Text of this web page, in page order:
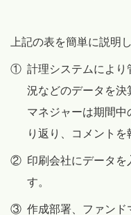
上記の表を簡単に説明
① 計理システムにより
況などのデータを決
マネジャーは期間
り返り、コメントを
② 印刷会社にデータを
す。
③ 作成部署、ファンド